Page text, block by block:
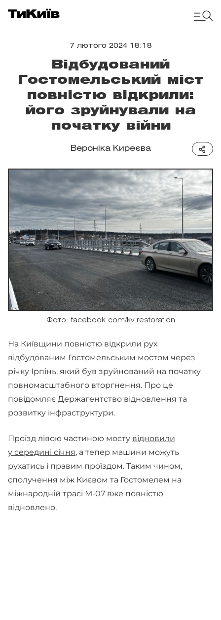
7 лютого 2024 18:18
Відбудований
Гостомельський міст
повністю відкрили:
його зруйнували на
початку війни
Вероніка Киреєва
Фото: facebook.com/kv.restoration
На Київщини повністю відкрили рух
відбудованим Гостомельським мостом через
річку Ірпінь, який був зруйнований на початку
повномасштабного вторгнення. Про це
повідомляє Держагентство відновлення та
розвитку інфраструктури.
Проїзд лівою частиною мосту відновили
у середині січня, а тепер машини можуть
рухатись і правим проїздом. Таким чином,
сполучення між Києвом та Гостомелем на
міжнародній трасі М-07 вже повністю
відновлено.